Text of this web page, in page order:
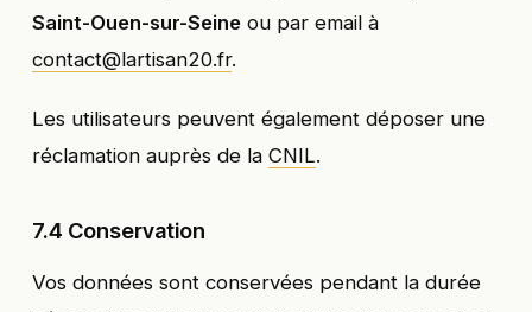
Saint-Ouen-sur-Seineou par email à
contact@lartisan20.fr.
Les utilisateurs peuvent également déposer une
réclamation auprès de la CNIL.
7.4 Conservation
Vos données sont conservées pendant la durée